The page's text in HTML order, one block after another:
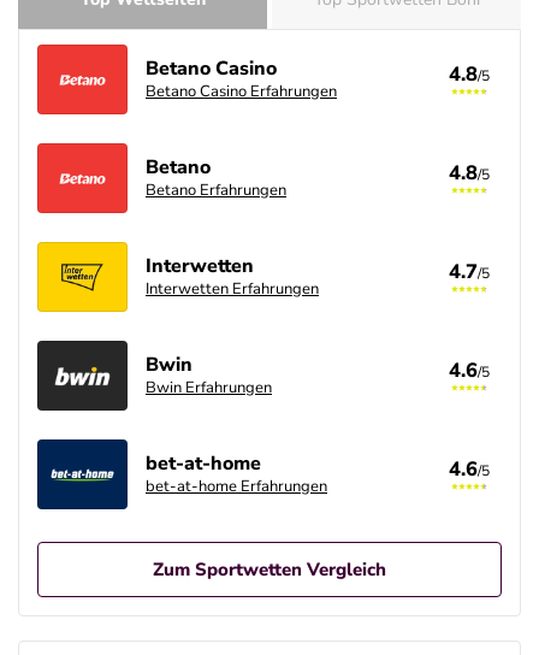
Betano Casino
Betano Casino Erfahrungen
4.8/5
Betano
Betano Erfahrungen
4.8/5
Interwetten
Interwetten Erfahrungen
4.7/5
Bwin
Bwin Erfahrungen
4.6/5
bet-at-home
bet-at-home Erfahrungen
4.6/5
Zum Sportwetten Vergleich
Betano Casino Bonus